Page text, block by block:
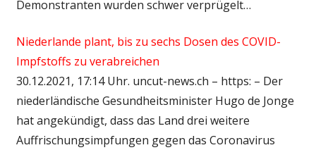
Demonstranten wurden schwer verprügelt…
Niederlande plant, bis zu sechs Dosen des COVID-
Impfstoffs zu verabreichen
30.12.2021, 17:14 Uhr. uncut-news.ch – https: – Der
niederländische Gesundheitsminister Hugo de Jonge
hat angekündigt, dass das Land drei weitere
Auffrischungsimpfungen gegen das Coronavirus